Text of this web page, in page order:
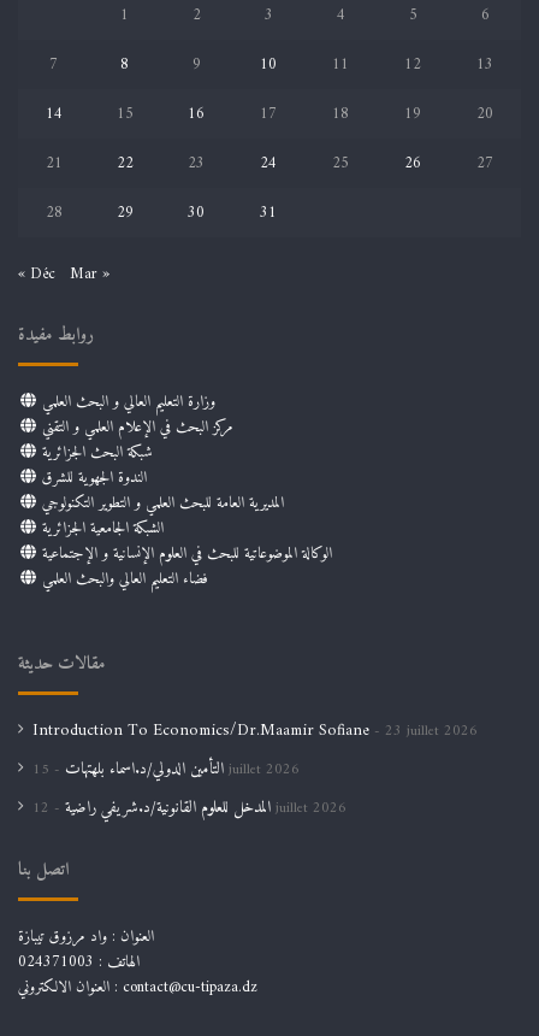
1
2 3 4 5
6
7
8 9 10 11 12
13
14
15 16 17 18 19
20
21
22 23 24 25 26
27
28
29 30 31
« Déc Mar »
روابط مفيدة
وزارة التعليم العالي و البحث العلمي
مركز البحث في الإعلام العلمي و التقني
شبكة البحث الجزائرية
الندوة الجهوية للشرق
المديرية العامة للبحث العلمي و التطوير التكنولوجي
الشبكة الجامعية الجزائرية
الوكالة الموضوعاتية للبحث في العلوم الإنسانية و الإجتماعية
فضاء التعليم العالي والبحث العلمي
مقالات حديثة
Introduction To Economics/Dr.Maamir Sofiane 23 juillet 2026
التأمين الدولي/د.اسماء بلهتهات15 juillet 2026
المدخل للعلوم القانونية/د.شريفي راضية12 juillet 2026
اتصل بنا
العنوان : واد مرزوق تيبازة
الهاتف : 024371003
العنوان الالكتروني : contact@cu-tipaza.dz